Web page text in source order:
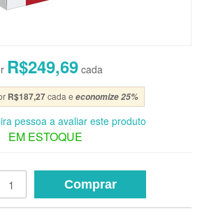
R$249,69
R$187,27cada e economize25%
pessoa a avaliar este produto
EM ESTOQUE
Comprar